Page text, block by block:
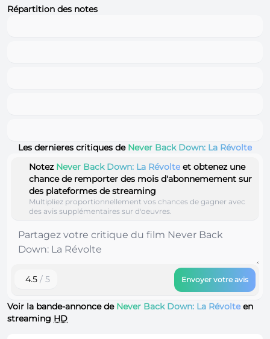
Répartition des notes
Les dernieres critiques de Never Back Down: La Révolte
Notez Never Back Down: La Révolte et obtenez une
chance de remporter des mois d'abonnemement sur
des plateformes de streaming
Multipliez proportionnellement vos chances de gagner avec
des avis supplémentaires sur d'oeuvres.
4.5 / 5 Envoyer votre avis
Voir la bande-annonce de Never Back Down: La Révolte en
streaming HD